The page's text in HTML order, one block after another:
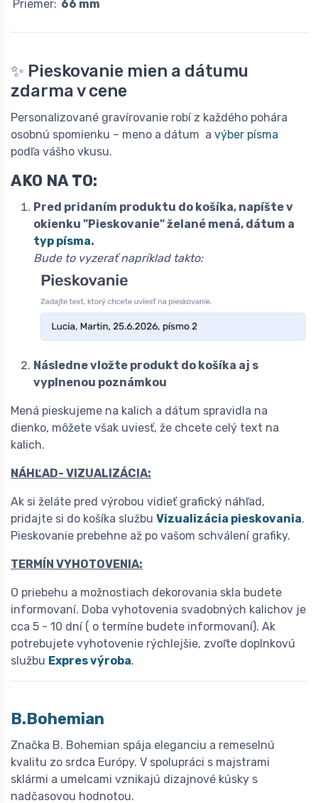
Priemer: 66 mm
✨ Pieskovanie mien a dátumu
zdarma v cene
Personalizované gravírovanie robí z každého pohára
osobnú spomienku – meno a dátum a výber písma
podľa vášho vkusu.
AKO NA TO:
Pred pridaním produktu do košíka, napíšte v
okienku "Pieskovanie" želané mená, dátum a
typ písma.
Bude to vyzerať napríklad takto:
Následne vložte produkt do košíka aj s
vyplnenou poznámkou
Mená pieskujeme na kalich a dátum spravidla na
dienko, môžete však uviesť, že chcete celý text na
kalich.
NÁHĽAD- VIZUALIZÁCIA:
Ak si želáte pred výrobou vidieť grafický náhľad,
pridajte si do košíka službu Vizualizácia pieskovania.
Pieskovanie prebehne až po vašom schválení grafiky.
TERMÍN VYHOTOVENIA:
O priebehu a možnostiach dekorovania skla budete
informovaní. Doba vyhotovenia svadobných kalichov je
cca 5 - 10 dní ( o termíne budete informovaní). Ak
potrebujete vyhotovenie rýchlejšie, zvoľte doplnkovú
službu Expres výroba.
B.Bohemian
Značka B. Bohemian spája eleganciu a remeselnú
kvalitu zo srdca Európy. V spolupráci s majstrami
sklármi a umelcami vznikajú dizajnové kúsky s
nadčasovou hodnotou.